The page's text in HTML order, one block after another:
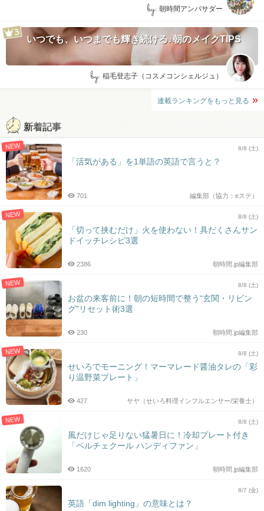
by: 朝時間アンバサダー
いつでも、いつまでも輝き続ける♪朝のメイクTIPS
by: 稲毛登志子（コスメコンシェルジュ）
連載ランキングをもっと見る
新着記事
NEW 8/8 (土)
「活気がある」を1単語の英語で言うと？
編集部（協力：eステ）
701
NEW 8/8 (土)
「切って挟むだけ」火を使わない！具だくさんサン
ドイッチレシピ3選
朝時間.jp編集部
2386
NEW 8/8 (土)
お盆の来客前に！朝の短時間で整う“玄関・リビン
グ”リセット術3選
朝時間.jp編集部
230
NEW 8/8 (土)
せいろでモーニング！マーマレード醤油タレの「彩
り温野菜プレート」
サヤ（せいろ料理インフルエンサー/栄養士）
427
NEW 8/8 (土)
風だけじゃ足りない猛暑日に！冷却プレート付き
「ペルチェクール ハンディファン」
朝時間.jp編集部
1620
8/7 (金)
英語「dim lighting」の意味とは？